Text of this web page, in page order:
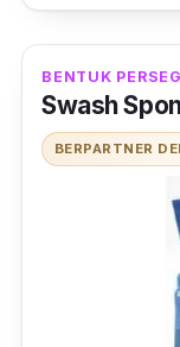
BENTUK
Swash
BERPARTNER